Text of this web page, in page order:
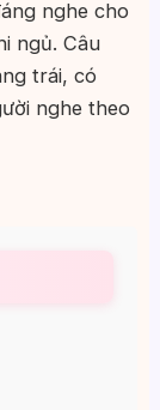
nghe cho
ngủ. Câu
trái, có
nghe theo